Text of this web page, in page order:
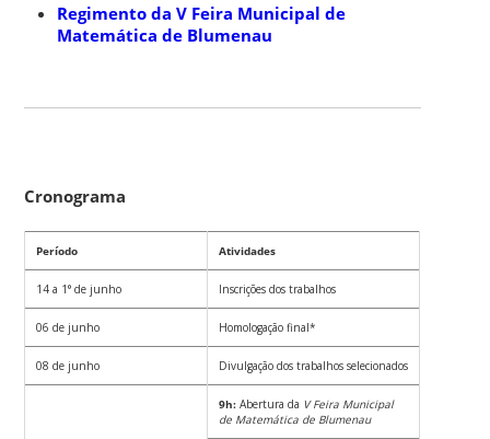
Regimento da V Feira Municipal de
Matemática de Blumenau
Cronograma
Período Atividades
14 a 1° de junho Inscrições dos trabalhos
06 de junho Homologação final*
08 de junho Divulgação dos trabalhos selecionados
9h:Abertura da V Feira Municipal
de Matemática de Blumenau